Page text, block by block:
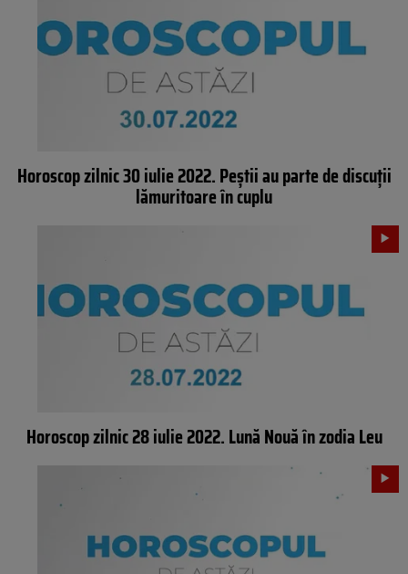
Horoscop zilnic 30 iulie 2022. Peștii au parte de discuții
lămuritoare în cuplu
Horoscop zilnic 28 iulie 2022. Lună Nouă în zodia Leu